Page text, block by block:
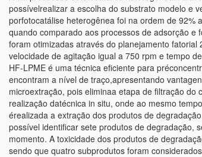
possívelrealizar a escolha do substrato modelo e
porfotocatálise heterogênea foi na ordem de 92%
quando comparado aos processos de adsorção e
foram otimizadas através do planejamento
velocidade de agitação igual a 750 rpm e tempo
HF-LPME é uma técnica eficiente para
encontram a nível de traço,apresentando
microextração, pois eliminaa etapa de filtração
realização datécnica in situ, onde ao mesmo
érealizada a extração dos produtos de
possível identificar sete produtos de degradação,
momento. A toxicidade dos produtos de
sendo que quatro subprodutos foram